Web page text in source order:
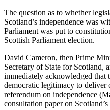
The question as to whether
Scotland’s independence was
Parliament was put to
Scottish Parliament election.
David Cameron, then Prime
Secretary of State for Scotland,
immediately acknowledged that
democratic legitimacy to deliver
referendum on independence
consultation paper on